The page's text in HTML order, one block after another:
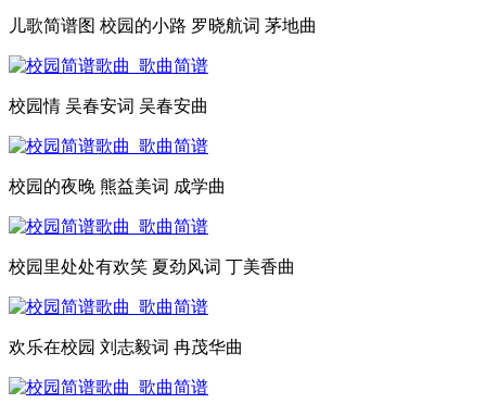
儿歌简谱图 校园的小路 罗晓航词 茅地曲
校园情 吴春安词 吴春安曲
校园的夜晚 熊益美词 成学曲
校园里处处有欢笑 夏劲风词 丁美香曲
欢乐在校园 刘志毅词 冉茂华曲